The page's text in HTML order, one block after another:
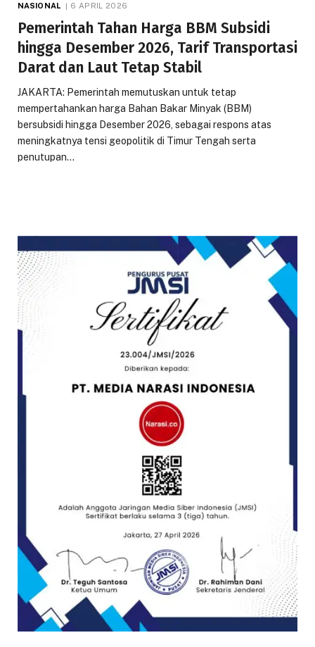
NASIONAL 6 APRIL 2026
Pemerintah Tahan Harga BBM Subsidi
hingga Desember 2026, Tarif Transportasi
Darat dan Laut Tetap Stabil
JAKARTA: Pemerintah memutuskan untuk tetap
mempertahankan harga Bahan Bakar Minyak (BBM)
bersubsidi hingga Desember 2026, sebagai respons atas
meningkatnya tensi geopolitik di Timur Tengah serta
penutupan…